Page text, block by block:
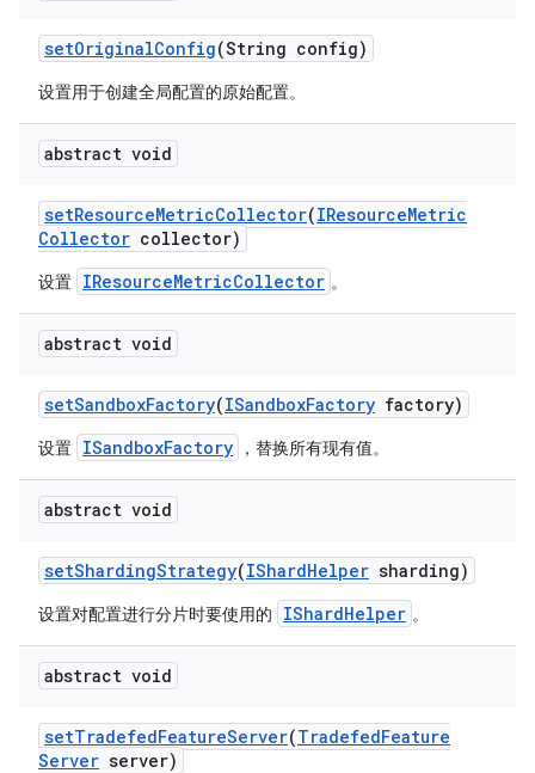
setOriginalConfig(String config)
设置用于创建全局配置的原始配置。
abstract void
setResourceMetricCollector(IResourceMetric
Collector collector)
设置 IResourceMetricCollector 。
abstract void
setSandboxFactory(ISandboxFactory factory)
设置 ISandboxFactory ，替换所有现有值。
abstract void
setShardingStrategy(IShardHelper sharding)
设置对配置进行分片时要使用的 IShardHelper 。
abstract void
setTradefedFeatureServer(TradefedFeature
Server server)